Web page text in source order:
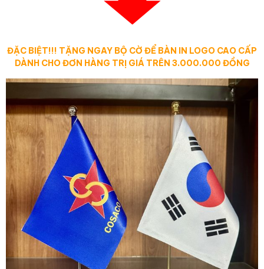
ĐẶC BIỆT!!! TẶNG NGAY BỘ CỜ ĐỂ BÀN IN LOGO CAO CẤP
DÀNH CHO ĐƠN HÀNG TRỊ GIÁ TRÊN 3.000.000 ĐỒNG